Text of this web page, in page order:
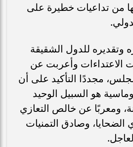
من تداعيات خطيرة على
للدول الشقيقة
الاعتداءات وأعربت عن
مجددًا التأكيد على أن
هو السبيل الوحيد
ومعربًا عن خالص التعازي
الضحايا، وصادق التمنيات